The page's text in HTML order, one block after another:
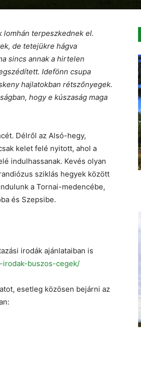
lomhán terpeszkednek el.
de tetejükre hágva
sincs annak a hirtelen
Idefönn csupa
hajlatokban rétszőnyegek.
hogy e kúszaság maga
Délről az Alsó-hegy,
kelet felé nyitott, ahol a
indulhassanak. Kevés olyan
sziklás hegyek között
a Tornai-medencébe,
és Szepsibe.
irodák ajánlataiban is
irodak-buszos-cegek/
esetleg közösen bejárni az